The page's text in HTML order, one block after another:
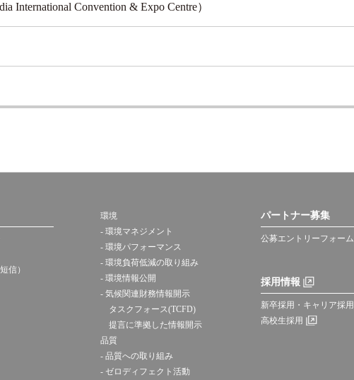
International Convention & Expo Centre）
信）
環境
- 環境マネジメント
- 環境パフォーマンス
- 環境負荷低減の取り組み
- 環境情報公開
- 気候関連財務情報開示
タスクフォース(TCFD)
提言に準拠した情報開示
品質
- 品質への取り組み
- ゼロディフェクト活動
パートナー募集
公募エントリーフォーム
採用情報
新卒採用・キャリア採用
高校生採用